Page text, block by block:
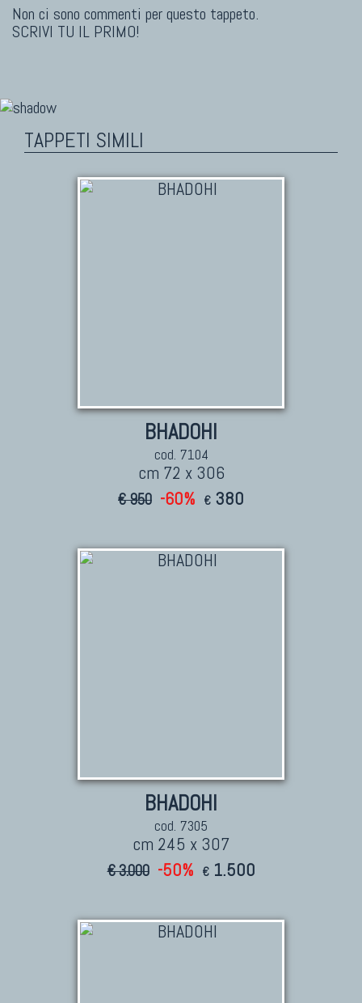
Non ci sono commenti per questo tappeto.
SCRIVI TU IL PRIMO!
TAPPETI SIMILI
BHADOHI
cod. 7104
cm 72 x 306
€ 950 -60% € 380
BHADOHI
cod. 7305
cm 245 x 307
€ 3.000 -50% € 1.500